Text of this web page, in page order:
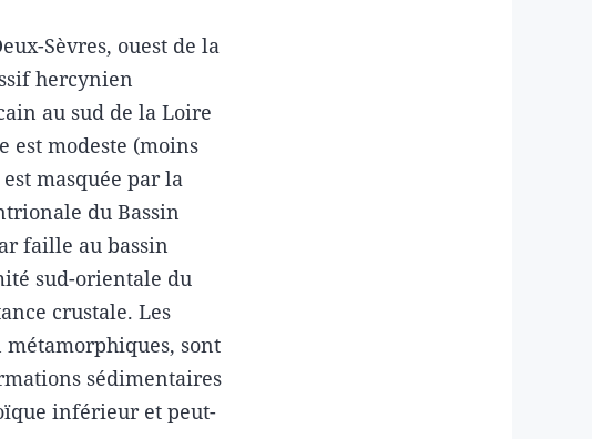
Sèvres, ouest de la
hercynien
au sud de la Loire
est modeste (moins
masquée par la
du Bassin
faille au bassin
sud-orientale du
crustale. Les
sont
sédimentaires
inférieur et peut-